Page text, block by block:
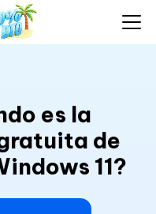
es la
de
11?